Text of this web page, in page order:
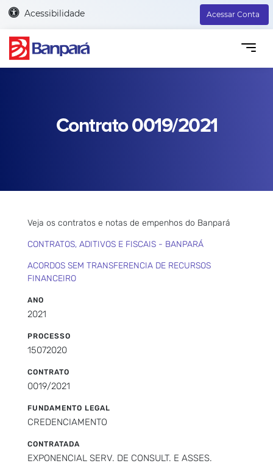
Acessibilidade Acessar Conta
Contrato 0019/2021
Veja os contratos e notas de empenhos do Banpará
CONTRATOS, ADITIVOS E FISCAIS - BANPARÁ
ACORDOS SEM TRANSFERENCIA DE RECURSOS
FINANCEIRO
ANO
2021
PROCESSO
15072020
CONTRATO
0019/2021
FUNDAMENTO LEGAL
CREDENCIAMENTO
CONTRATADA
EXPONENCIAL SERV. DE CONSULT. E ASSES.